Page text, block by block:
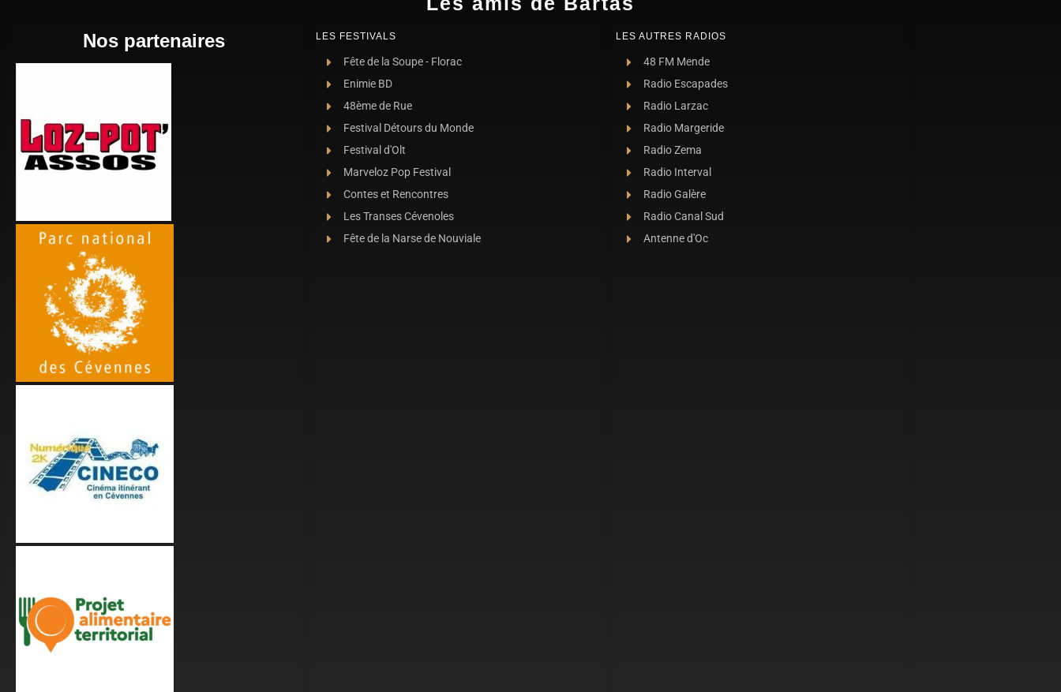
Nos partenaires LES FESTIVALS
Fête de la Soupe - Florac
Enimie BD
48ème de Rue
Festival Détours du Monde
Festival d'Olt
Marveloz Pop Festival
Contes et Rencontres
Les Transes Cévenoles
Fête de la Narse de Nouviale
LES AUTRES RADIOS
48 FM Mende
Radio Escapades
Radio Larzac
Radio Margeride
Radio Zema
Radio Interval
Radio Galère
Radio Canal Sud
Antenne d'Oc